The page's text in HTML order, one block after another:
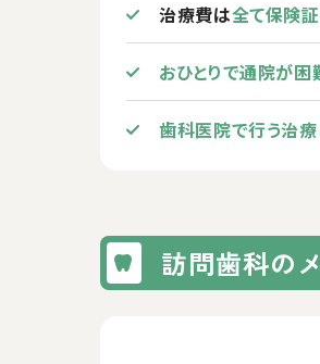
治療費は全て保険
おひとりで通院が困
歯科医院で行う治
訪問歯科の